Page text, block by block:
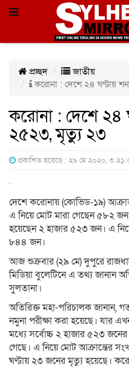
প্রচ্ছদ
জাতীয়
করোনা : দেশে ২৪ ঘণ্টায়
করোনা : দেশে ২৪
২৫২৩, মৃত্যু ২৩
প্রকাশিত হয়েছে : ২৯ মে ২০২০,
দেশে করোনায় (কোভিড-১৯)
এ নিয়ে মোট মারা গেছেন ৫৮২
হয়েছেন ২ হাজার ৫২৩ জন। এ
৮৪৪ জন।
আজ শুক্রবার (২৯ মে) দুপুরে
মিডিয়া বুলেটিনে এ তথ্য জানান
সুলতানা।
অতিরিক্ত মহা-পরিচালক জানান,
নমুনা পরীক্ষা করা হয়েছে। যার
মধ্যে সর্বোচ্চ ২ হাজার ৫২৩
গেছে। এ নিয়ে মোট আক্রান্তের
ঘণ্টায় ২৩ জনের মৃত্যু হয়েছে।